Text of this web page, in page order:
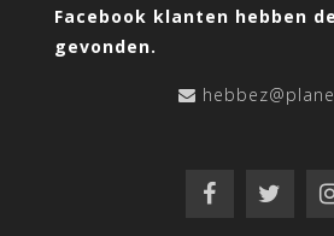
Facebook klanten hebben
gevonden.